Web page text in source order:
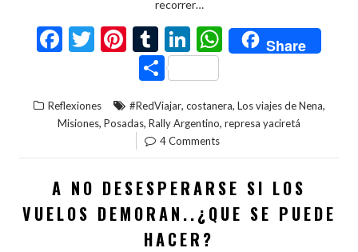
recorrer…
F
b
o
k
T
er
Pi
nt
er
es
t
T
u
m
bl
r
Li
n
ke
dI
n
W
h
s
p
p
Share
C
o
m
p
ti
r
Reflexiones #RedViajar, costanera, Los viajes de Nena,
Misiones, Posadas, Rally Argentino, represa yaciretá
4 Comments
A NO DESESPERARSE SI LOS
VUELOS DEMORAN..¿QUE SE PUEDE
HACER?